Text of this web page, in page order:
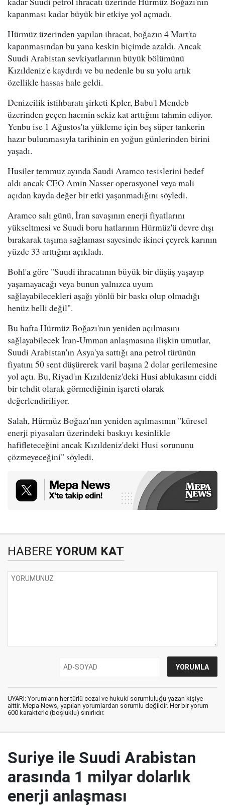
kapanması kadar büyük bir etkiye yol açmadı.
Hürmüz üzerinden yapılan ihracat, boğazın 4 Mart'ta
kapanmasından bu yana keskin biçimde azaldı. Ancak
Suudi Arabistan sevkiyatlarının büyük bölümünü
Kızıldeniz'e kaydırdı ve bu nedenle bu su yolu artık
özellikle hassas hale geldi.
Denizcilik istihbaratı şirketi Kpler, Babu'l Mendeb
üzerinden geçen hacmin sekiz kat arttığını tahmin ediyor.
Yenbu ise 1 Ağustos'ta yükleme için beş süper tankerin
hazır bulunmasıyla tarihinin en yoğun günlerinden birini
yaşadı.
Husiler temmuz ayında Saudi Aramco tesislerini hedef
aldı ancak CEO Amin Nasser operasyonel veya mali
açıdan kayda değer bir etki yaşanmadığını söyledi.
Aramco salı günü, İran savaşının enerji fiyatlarını
yükseltmesi ve Suudi boru hatlarının Hürmüz'ü devre dışı
bırakarak taşıma sağlaması sayesinde ikinci çeyrek karının
yüzde 33 arttığını açıkladı.
Bohl'a göre "Suudi ihracatının büyük bir düşüş yaşayıp
yaşamayacağı veya bunun yalnızca uyum
sağlayabilecekleri aşağı yönlü bir baskı olup olmadığı
henüz belli değil".
Bu hafta Hürmüz Boğazı'nın yeniden açılmasını
sağlayabilecek İran-Umman anlaşmasına ilişkin umutlar,
Suudi Arabistan'ın Asya'ya sattığı ana petrol türünün
fiyatını 50 sent düşürerek varil başına 2 dolar gerilemesine
yol açtı. Bu, Riyad'ın Kızıldeniz'deki Husi ablukasını ciddi
bir tehdit olarak görmediğinin işareti olarak
değerlendiriliyor.
Salah, Hürmüz Boğazı'nın yeniden açılmasının "küresel
enerji piyasaları üzerindeki baskıyı kesinlikle
hafifleteceğini ancak Kızıldeniz'deki Husi sorununu
çözmeyeceğini" söyledi.
HABERE YORUM KAT
UYARI: Yorumların her türlü cezai ve hukuki sorumluluğu yazan kişiye
aittir. Mepa News, yapılan yorumlardan sorumlu değildir. Her bir yorum
600 karakterle (boşluklu) sınırlıdır.
Suriye ile Suudi Arabistan
arasında 1 milyar dolarlık
enerji anlaşması